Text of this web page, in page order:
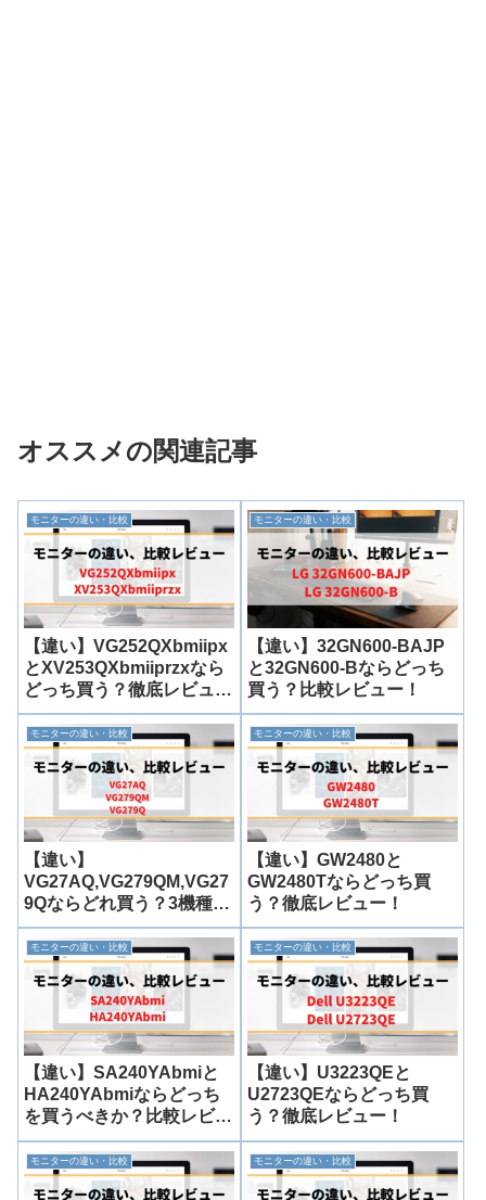
オススメの関連記事
モニターの違い・比較
【違い】VG252QXbmiipx
とXV253QXbmiiprzxなら
どっち買う？徹底レビュ
ー！
モニターの違い・比較
【違い】32GN600-BAJP
と32GN600-Bならどっち
買う？比較レビュー！
モニターの違い・比較
【違い】
VG27AQ,VG279QM,VG27
9Qならどれ買う？3機種比
較レビュー！
モニターの違い・比較
【違い】GW2480と
GW2480Tならどっち買
う？徹底レビュー！
モニターの違い・比較
【違い】SA240YAbmiと
HA240YAbmiならどっち
を買うべきか？比較レビュ
ー！
モニターの違い・比較
【違い】U3223QEと
U2723QEならどっち買
う？徹底レビュー！
モニターの違い・比較 モニターの違い・比較